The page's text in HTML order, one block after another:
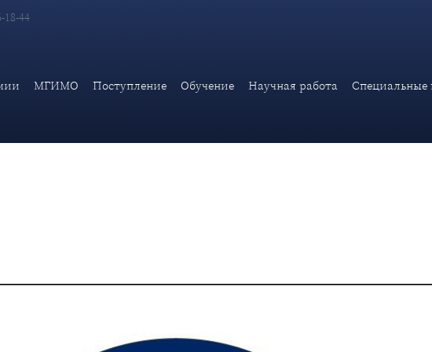
18-44
МГИМО Поступление Обучение Научная работа Специальные
Танцевальный Баттл, в котором каждый желающий сможет принять